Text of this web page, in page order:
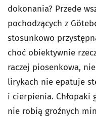
dokonania? Przede
pochodzących z
stosunkowo
choć obiektywnie
raczej piosenkowa,
lirykach nie epatuje
i cierpienia. Chłopaki
nie robią groźnych